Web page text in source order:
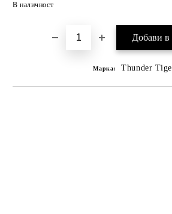
В наличност
Марка: Thunder